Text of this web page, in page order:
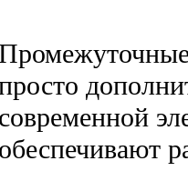
современной
обеспечивают